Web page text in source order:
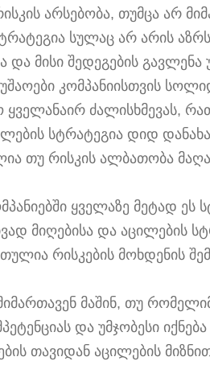
არსებობა, თუმცა არ
სულაც არ არის
მისი შედეგების გავლენა
კომპანიისთვის
ყველანაირ ძალისხმევას,
სტრატეგია დიდ
თუ რისკის ალბათობა
ყველაზე მეტად ეს
მიღებისა და აცილების
რისკების მოხდენის
მაშინ, თუ
და უმჯობესი
თავიდან აცილების